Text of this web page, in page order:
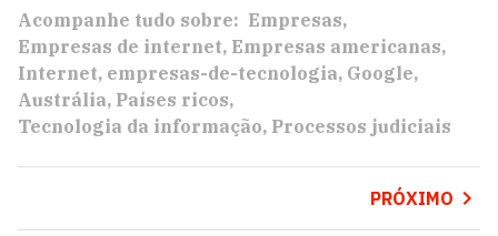
Acompanhe tudo sobre: Empresas
Empresas de internet Empresas americanas
Internet empresas-de-tecnologia Google
Austrália Países ricos
Tecnologia da informação Processos judiciais
PRÓXIMO